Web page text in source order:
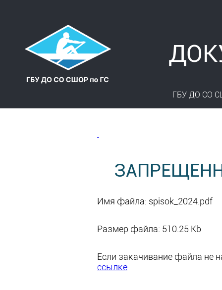
ГБУ ДО СО
Имя файла: spisok_2024.pdf
Размер файла: 510.25 Kb
Если закачивание файла не
ссылке